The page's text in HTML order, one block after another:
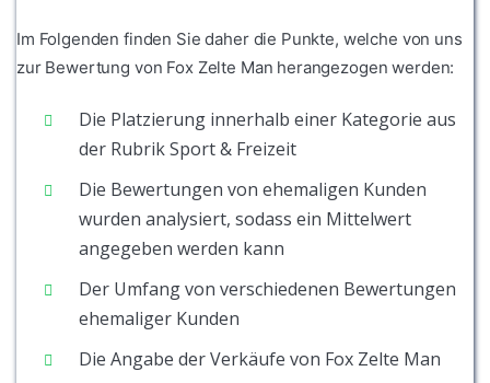
Im Folgenden finden Sie daher die Punkte, welche von uns
zur Bewertung von Fox Zelte Man herangezogen werden:
Die Platzierung innerhalb einer Kategorie aus
der Rubrik Sport & Freizeit
Die Bewertungen von ehemaligen Kunden
wurden analysiert, sodass ein Mittelwert
angegeben werden kann
Der Umfang von verschiedenen Bewertungen
ehemaliger Kunden
Die Angabe der Verkäufe von Fox Zelte Man